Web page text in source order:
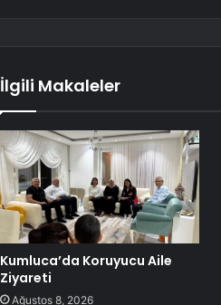
İlgili Makaleler
Kumluca’da Koruyucu Aile
Ziyareti
Ağustos 8, 2026